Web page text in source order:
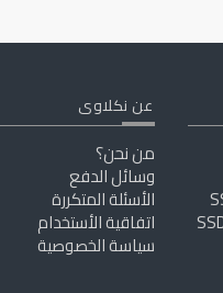
عن نكلاوى
من نحن؟
وسائل الدفع
الأسئلة المتكررة
اتفاقية الأستخدام
سياسة الخصوصية